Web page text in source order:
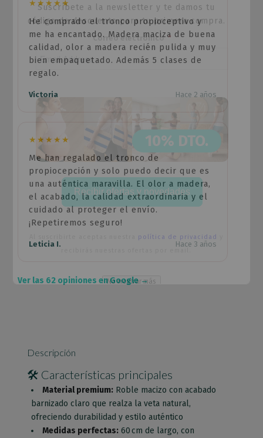
★★★★★
He comprado el tronco propioceptivo y
me ha encantado. Madera maciza de buena
calidad, olor a madera recién pulida y muy
bien empaquetado. Además 5 clases de
regalo.
Victoria Hace 2 años
★★★★★
Me han regalado el tronco de
propiocepción y solo puedo decir que es
una auténtica maravilla. El olor a madera,
el acabado, la calidad extraordinaria y el
cuidado al proteger el envío.
¡Repetiremos seguro!
Leticia I. Hace 3 años
Ver las 62 opiniones en Google →
Descripción
🛠️ Características principales
Material premium: Roble macizo con acabado
barnizado claro que realza la veta natural,
ofreciendo durabilidad y estilo auténtico
Medidas perfectas: 60 cm de largo, con
Suscríbete a la newsletter y te damos tu
código de descuento para tu primera compra.
Correo electrónico
10% DTO.
Recibir ofertas y novedades
política de privacidad
No mostrar más